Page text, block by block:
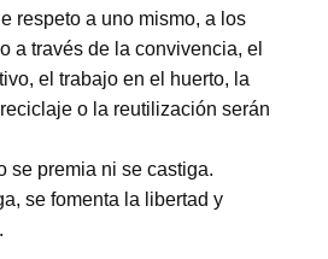
respeto a uno mismo, a los
a través de la convivencia, el
el trabajo en el huerto, la
o la reutilización serán
se premia ni se castiga.
se fomenta la libertad y